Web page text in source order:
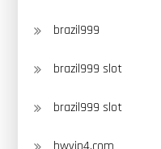
brazil999
brazil999 slot
brazil999 slot